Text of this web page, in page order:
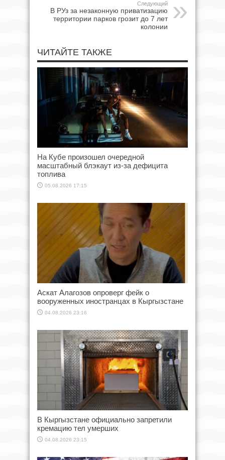
Следующий
В РУз за незаконную приватизацию
территории парков грозит до 7 лет
колонии
ЧИТАЙТЕ ТАКЖЕ
На Кубе произошел очередной
масштабный блэкаут из-за дефицита
топлива
05.08.2026 17:15
Аскат Алагозов опроверг фейк о
вооруженных иностранцах в Кыргызстане
04.08.2026 23:16
В Кыргызстане официально запретили
кремацию тел умерших
04.08.2026 23:15